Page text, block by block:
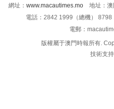
網址： www.macautimes.mo 地址：澳
電話：2842 1999（總機）
電郵：
版權屬于澳門時報所有.
技術支